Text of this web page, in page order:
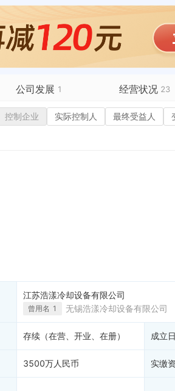
新增行政许可，许可名称：特种设备使用登记证 许可机关：江阴市市场监督管理局 许可内容：设备类别：叉车，产品名称：叉车，设备型号：FD30型3.0t，出厂编...
全部动态
经营范围变更，变更前：冷却设备、环保机械设备及其配件的制造、加工、销售。 （依法须经批准的项目，经相关部门批准后方可开展经营活动） 变更后：一般项目：制冷...
全部动态
新增行政许可，许可名称：登字 许可机关：江阴市行政审批局 许可内容：登字 有效期：2012-09-13至2099-12-31
全部动态
公司发展 1 经营状况 23
融资历史
招投标 3
信用评价
进出口信用
债券信息
地块公示
控制企业 实际控制人 最终受益人
江苏浩漾冷却设备有限公司
曾用名 1 无锡浩漾冷却设备有限公司
存续（在营、开业、在册） 成立
3500万人民币 实缴